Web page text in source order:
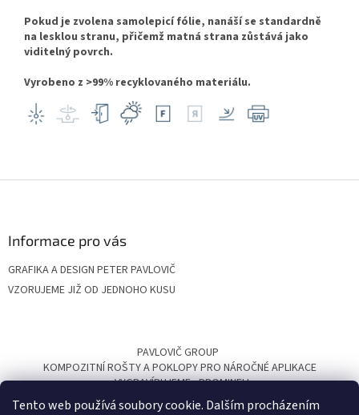
Tento web používá soubory cookie. Dalším procházením
Pokud je zvolena samolepicí fólie, nanáší se standardně
na lesklou stranu, přičemž matná strana zůstává jako
viditelný povrch.
Vyrobeno z >99% recyklovaného materiálu.
Informace pro vás
GRAFIKA A DESIGN PETER PAVLOVIČ
VZORUJEME JIŽ OD JEDNOHO KUSU
PAVLOVIČ GROUP
KOMPOZITNÍ ROŠTY A POKLOPY PRO NÁROČNÉ APLIKACE
VYGRAVÍRUJEME PROMINELI